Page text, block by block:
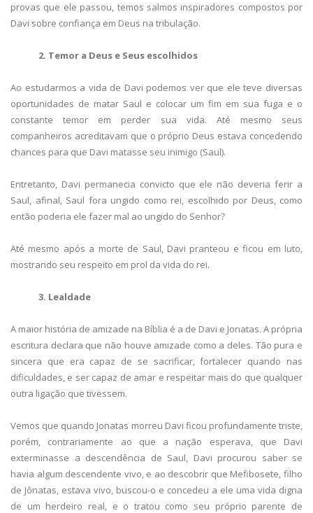
provas que ele passou, temos salmos inspiradores compostos por
Davi sobre confiança em Deus na tribulação.
2. Temor a Deus e Seus escolhidos
Ao estudarmos a vida de Davi podemos ver que ele teve diversas
oportunidades de matar Saul e colocar um fim em sua fuga e o
constante temor em perder sua vida. Até mesmo seus
companheiros acreditavam que o próprio Deus estava concedendo
chances para que Davi matasse seu inimigo (Saul).
Entretanto, Davi permanecia convicto que ele não deveria ferir a
Saul, afinal, Saul fora ungido como rei, escolhido por Deus, como
então poderia ele fazer mal ao ungido do Senhor?
Até mesmo após a morte de Saul, Davi pranteou e ficou em luto,
mostrando seu respeito em prol da vida do rei.
3. Lealdade
A maior história de amizade na Bíblia é a de Davi e Jonatas. A própria
escritura declara que não houve amizade como a deles. Tão pura e
sincera que era capaz de se sacrificar, fortalecer quando nas
dificuldades, e ser capaz de amar e respeitar mais do que qualquer
outra ligação que tivessem.
Vemos que quando Jonatas morreu Davi ficou profundamente triste,
porém, contrariamente ao que a nação esperava, que Davi
exterminasse a descendência de Saul, Davi procurou saber se
havia algum descendente vivo, e ao descobrir que Mefibosete, filho
de Jônatas, estava vivo, buscou-o e concedeu a ele uma vida digna
de um herdeiro real, e o tratou como seu próprio parente de